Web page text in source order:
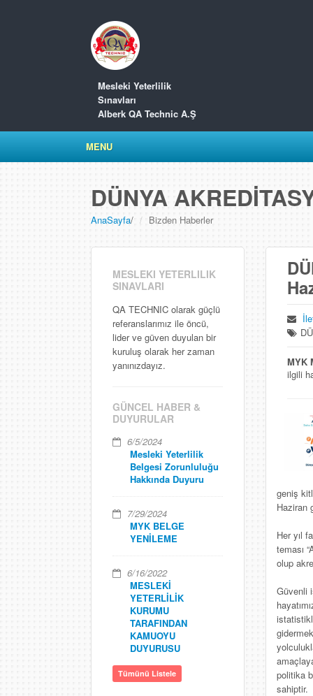
Mesleki Yeterlilik
Sınavları
Alberk QA Technic A.Ş
MENU
DÜNYA
AnaSayfa/ Bizden Haberler
MESLEKI YETERLILIK
SINAVLARI
QA TECHNIC olarak güçlü
referanslarımız ile öncü,
lider ve güven duyulan bir
kuruluş olarak her zaman
yanınızdayız.
GÜNCEL HABER &
DUYURULAR
6/5/2024
Mesleki Yeterlilik
Belgesi Zorunluluğu
Hakkında Duyuru
7/29/2024
MYK BELGE
YENİLEME
6/16/2022
MESLEKİ
YETERLİLİK
KURUMU
TARAFINDAN
KAMUOYU
DUYURUSU
Tümünü Listele
MYK
ilgili
geniş
Haziran
Her yıl
teması
olup
Güvenli
politika
sahiptir.